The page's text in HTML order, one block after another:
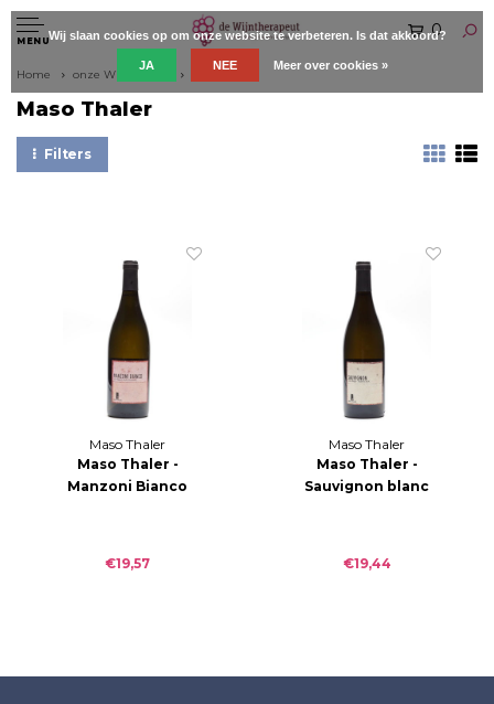
MENU
0
Home onze Wijnboeren Maso Thaler
Maso Thaler
Filters
Maso Thaler
Maso Thaler -
Manzoni Bianco
€19,57
Maso Thaler
Maso Thaler -
Sauvignon blanc
€19,44
Wij slaan cookies op om onze website te verbeteren. Is dat akkoord?
JA NEE Meer over cookies »